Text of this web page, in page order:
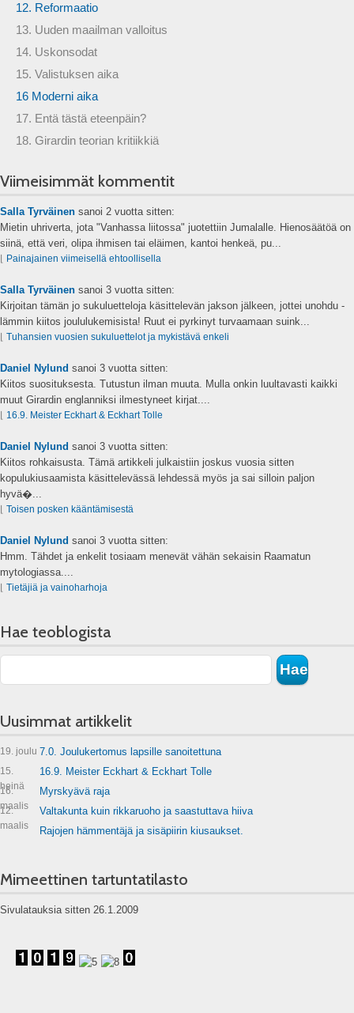
12. Reformaatio
13. Uuden maailman valloitus
14. Uskonsodat
15. Valistuksen aika
16 Moderni aika
17. Entä tästä eteenpäin?
18. Girardin teorian kritiikkiä
Viimeisimmät kommentit
Salla Tyrväinen sanoi 2 vuotta sitten:
Mietin uhriverta, jota "Vanhassa liitossa" juotettiin Jumalalle. Hienosäätöä on
siinä, että veri, olipa ihmisen tai eläimen, kantoi henkeä, pu...
Painajainen viimeisellä ehtoollisella
Salla Tyrväinen sanoi 3 vuotta sitten:
Kirjoitan tämän jo sukuluetteloja käsittelevän jakson jälkeen, jottei unohdu -
lämmin kiitos joululukemisista! Ruut ei pyrkinyt turvaamaan suink...
Tuhansien vuosien sukuluettelot ja mykistävä enkeli
Daniel Nylund sanoi 3 vuotta sitten:
Kiitos suosituksesta. Tutustun ilman muuta. Mulla onkin luultavasti kaikki
muut Girardin englanniksi ilmestyneet kirjat....
16.9. Meister Eckhart & Eckhart Tolle
Daniel Nylund sanoi 3 vuotta sitten:
Kiitos rohkaisusta. Tämä artikkeli julkaistiin joskus vuosia sitten
kopulukiusaamista käsittelevässä lehdessä myös ja sai silloin paljon
hyvä�...
Toisen posken kääntämisestä
Daniel Nylund sanoi 3 vuotta sitten:
Hmm. Tähdet ja enkelit tosiaam menevät vähän sekaisin Raamatun
mytologiassa....
Tietäjiä ja vainoharhoja
Hae teoblogista
Uusimmat artikkelit
19. joulu 7.0. Joulukertomus lapsille sanoitettuna
15.
heinä
16.9. Meister Eckhart & Eckhart Tolle
16.
maalis
Myrskyävä raja
12.
maalis
Valtakunta kuin rikkaruoho ja saastuttava hiiva
Rajojen hämmentäjä ja sisäpiirin kiusaukset.
Mimeettinen tartuntatilasto
Sivulatauksia sitten 26.1.2009